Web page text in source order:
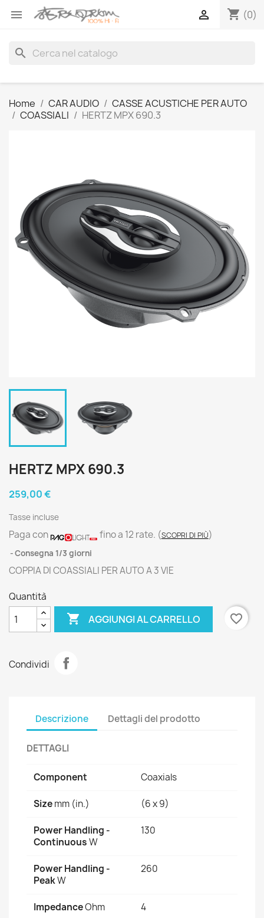
 shopping_cart (0)

search
Home CAR AUDIO
CASSE ACUSTICHE PER AUTO
COASSIALI
HERTZ MPX 690.3
HERTZ MPX 690.3
259,00 €
Tasse incluse
Paga con fino a 12 rate. (SCOPRI DI PIÙ)
Consegna 1/3 giorni
COPPIA DI COASSIALI PER AUTO A 3 VIE
Quantità
 AGGIUNGI AL CARRELLO favorite_border
Condividi
Descrizione Dettagli del prodotto
DETTAGLI
Component Coaxials
Sizemm (in.) (6 x 9)
Power Handling -
ContinuousW
130
Power Handling -
PeakW
260
ImpedanceOhm 4